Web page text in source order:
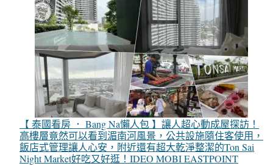
【 泰國看房 ． Bang Na懶人包 】讓人超心動成屋探訪！
高樓層竟然可以看到湄南河風景，公共設施隨住客使用，
飯店式管理讓人心安，附近還有超大乾淨整潔的Ton Sai
Night Market好吃又好逛！IDEO MOBI EASTPOINT